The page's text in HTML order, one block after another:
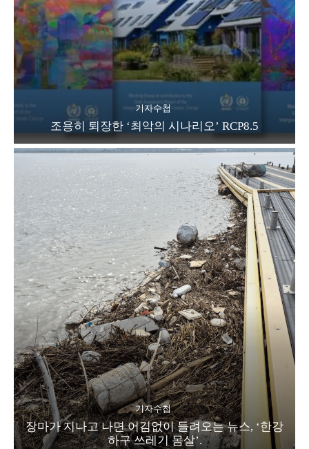
기자수첩
조용히 퇴장한 ‘최악의 시나리오’ RCP8.5
기자수첩
장마가 지나고 나면 어김없이 들려오는 뉴스, ‘한강
하구 쓰레기 몸살’.